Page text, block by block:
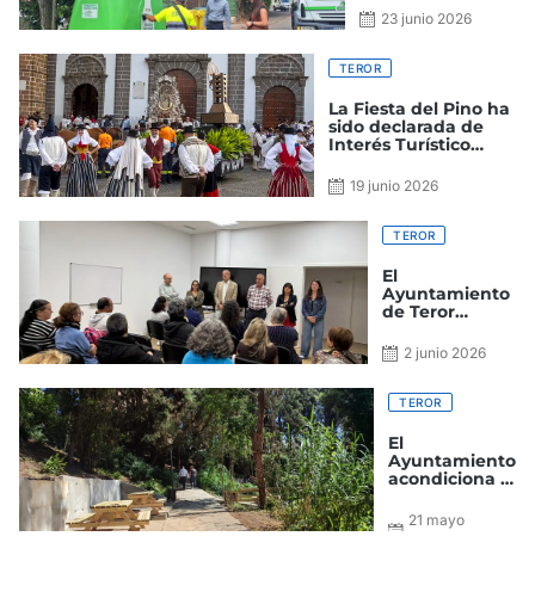
de vidrio se
instala en los
23 junio 2026
TEROR
La Fiesta del Pino ha
sido declarada de
Interés Turístico
19 junio 2026
TEROR
El
Ayuntamiento
de Teror
plantilla a 29
personas
2 junio 2026
TEROR
El
Ayuntamiento
acondiciona el
Sintes para su
próxima
21 mayo